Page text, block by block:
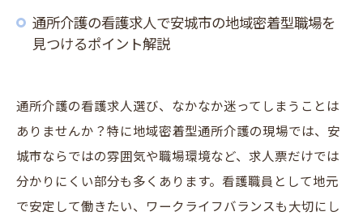
通所介護の看護求人で安城市の地域密着型職場を
見つけるポイント解説
通所介護の看護求人選び、なかなか迷ってしまうことは
ありませんか？特に地域密着型通所介護の現場では、安
城市ならではの雰囲気や職場環境など、求人票だけでは
分かりにくい部分も多くあります。看護職員として地元
で安定して働きたい、ワークライフバランスも大切にし